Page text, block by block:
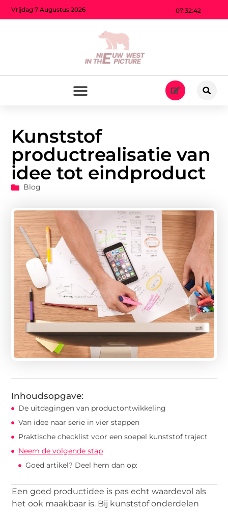
07:32:44
Vrijdag 7 Augustus 2026
Kunststof
productrealisatie van
idee tot eindproduct
Blog
Inhoudsopgave:
De uitdagingen van productontwikkeling
Van idee naar serie in vier stappen
Praktische checklist voor een soepel kunststof traject
Neem de volgende stap
Goed artikel? Deel hem dan op:
Een goed productidee is pas echt waardevol als
het ook maakbaar is. Bij kunststof onderdelen